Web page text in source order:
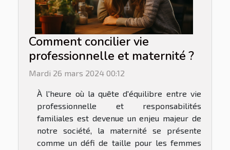
Comment concilier vie
professionnelle et maternité ?
Mardi 26 mars 2024 00:12
À l'heure où la quête d'équilibre entre vie
professionnelle et responsabilités
familiales est devenue un enjeu majeur de
notre société, la maternité se présente
comme un défi de taille pour les femmes